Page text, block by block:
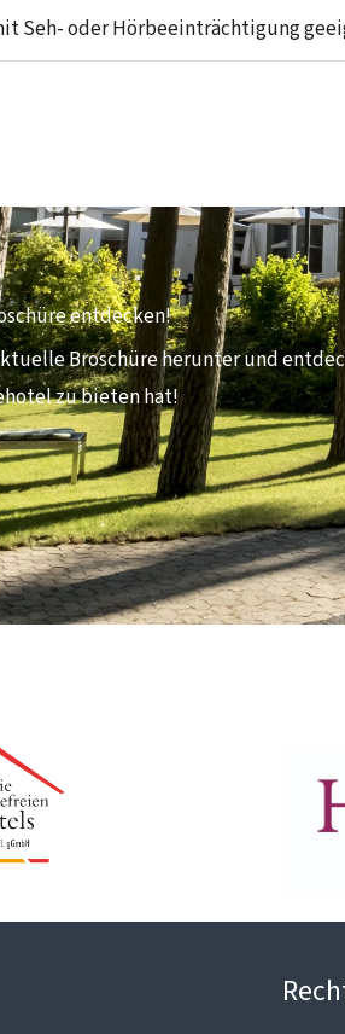
Seh- oder Hörbeeinträchtigung
entdecken!
Broschüre herunter und
zu bieten hat!